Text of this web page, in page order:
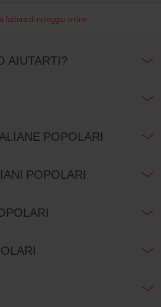
fattura di noleggio online
AIUTARTI?
POPOLARI
POPOLARI